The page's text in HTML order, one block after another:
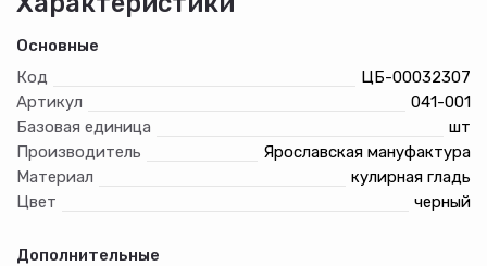
Основные
Код
ЦБ-00032307
Артикул
041-001
Базовая единица
шт
Производитель
Ярославская мануфактура
Материал
кулирная гладь
Цвет
черный
Дополнительные